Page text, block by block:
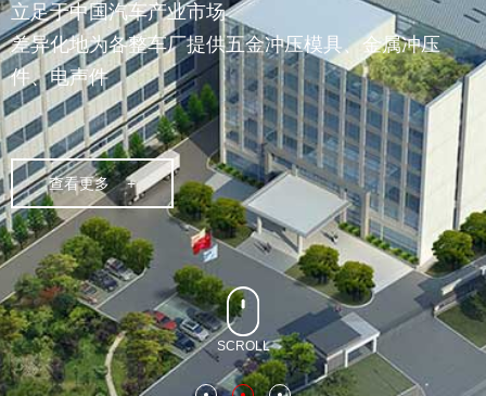
立足于中国汽车产业市场
差异化地为各整车厂提供五金冲压模具、金属冲压
件、电声件
查看更多 +
SCROLL